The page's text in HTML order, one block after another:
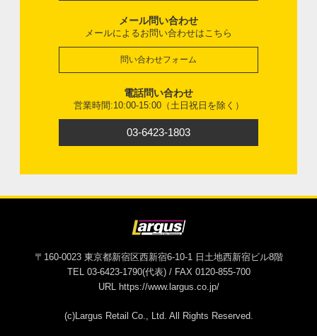
メール問い合わせ
メールによるお問い合わせはこちら
問い合わせフォーム
電話問い合わせ
営業時間:10:00-15:00（土日祝日を除く）
03-6423-1803
〒160-0023 東京都新宿区西新宿6-10-1 日土地西新宿ビル8階
TEL 03-6423-1790(代表) / FAX 0120-855-700
URL https://www.largus.co.jp/
(c)Largus Retail Co., Ltd. All Rights Reserved.